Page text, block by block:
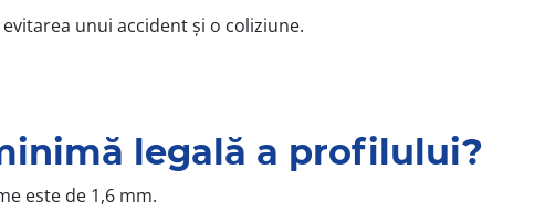
unui accident și o coliziune.
legală a profilului?
este de 1,6 mm.